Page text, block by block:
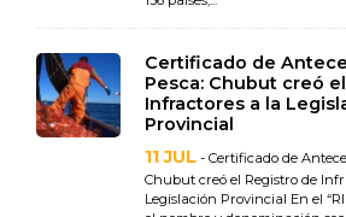
Certificado de
Pesca: Chubut creó
Infractores a la
Provincial
11 JUL - Certificado de
Chubut creó el Registro de
Legislación Provincial En el